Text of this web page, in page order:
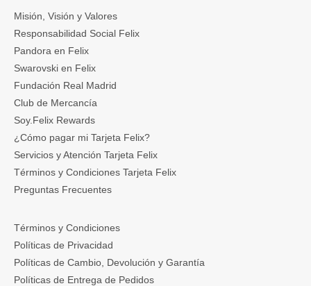
Misión, Visión y Valores
Responsabilidad Social Felix
Pandora en Felix
Swarovski en Felix
Fundación Real Madrid
Club de Mercancía
Soy.Felix Rewards
¿Cómo pagar mi Tarjeta Felix?
Servicios y Atención Tarjeta Felix
Términos y Condiciones Tarjeta Felix
Preguntas Frecuentes
Términos y Condiciones
Políticas de Privacidad
Políticas de Cambio, Devolución y Garantía
Políticas de Entrega de Pedidos